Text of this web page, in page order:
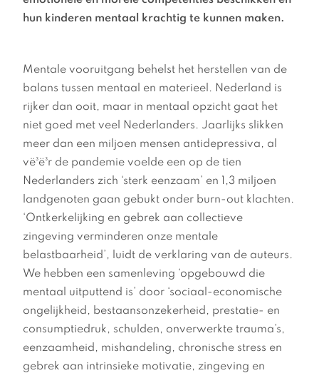
hun kinderen mentaal krachtig te kunnen maken.
Mentale vooruitgang behelst het herstellen van de
balans tussen mentaal en materieel. Nederland is
rijker dan ooit, maar in mentaal opzicht gaat het
niet goed met veel Nederlanders. Jaarlijks slikken
meer dan een miljoen mensen antidepressiva, al
vë³ë³r de pandemie voelde een op de tien
Nederlanders zich ‘sterk eenzaam’ en 1,3 miljoen
landgenoten gaan gebukt onder burn-out klachten.
‘Ontkerkelijking en gebrek aan collectieve
zingeving verminderen onze mentale
belastbaarheid’, luidt de verklaring van de auteurs.
We hebben een samenleving ‘opgebouwd die
mentaal uitputtend is’ door ‘sociaal-economische
ongelijkheid, bestaansonzekerheid, prestatie- en
consumptiedruk, schulden, onverwerkte trauma’s,
eenzaamheid, mishandeling, chronische stress en
gebrek aan intrinsieke motivatie, zingeving en